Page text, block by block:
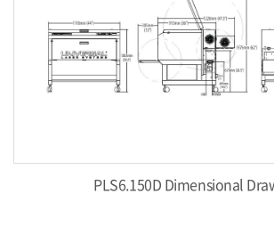
PLS6.150D Dimensional